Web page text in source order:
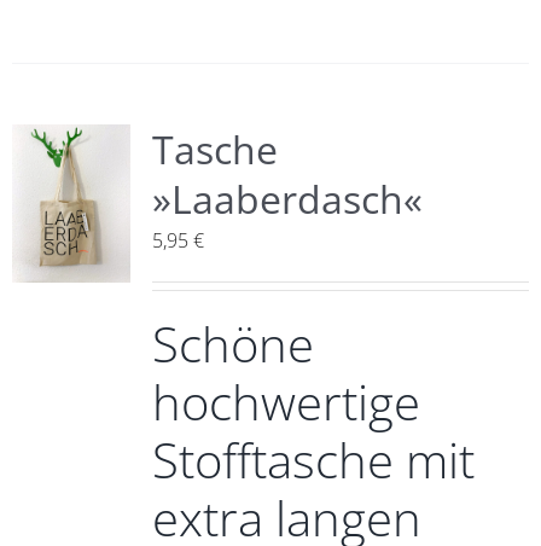
Tasche
»Laaberdasch«
5,95€
Schöne
hochwertige
Stofftasche mit
extra langen